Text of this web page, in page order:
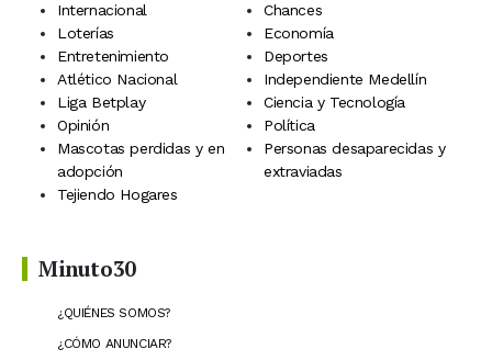
Internacional
Chances
Loterías
Economía
Entretenimiento
Deportes
Atlético Nacional
Independiente Medellín
Liga Betplay
Ciencia y Tecnología
Opinión
Política
Mascotas perdidas y en
adopción
Personas desaparecidas y
extraviadas
Tejiendo Hogares
Minuto30
¿QUIÉNES SOMOS?
¿CÓMO ANUNCIAR?